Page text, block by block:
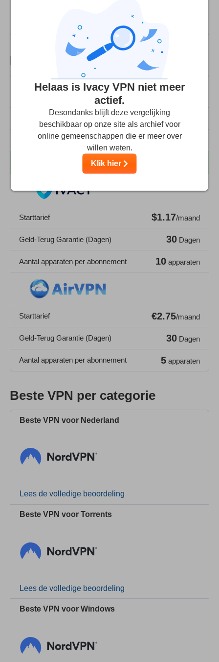
Lees de volledige beoordeling
Prijs
$8.39
Geld-Terug Garantie (Dagen) 30Dagen
Aantal apparaten per abonnement
Starttarief $1.17/maand
Geld-Terug Garantie (Dagen) 30 Dagen
Aantal apparaten per abonnement 10 apparaten
Starttarief €2.75/maand
Geld-Terug Garantie (Dagen) 30 Dagen
Aantal apparaten per abonnement 5 apparaten
Beste VPN per categorie
Beste VPN voor Nederland
Lees de volledige beoordeling
Beste VPN voor Torrents
Lees de volledige beoordeling
Beste VPN voor Windows
Helaas is Ivacy VPN niet meer
actief.
Desondanks blijft deze vergelijking
beschikbaar op onze site als archief voor
online gemeenschappen die er meer over
willen weten.
Klik hier